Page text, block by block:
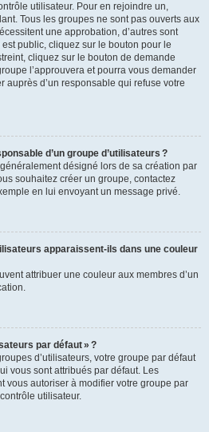
utilisateur. Pour en rejoindre un,
Tous les groupes ne sont pas ouverts aux
une approbation, d’autres sont
public, cliquez sur le bouton pour le
cliquez sur le bouton de demande
l’approuvera et pourra vous demander
auprès d’un responsable qui refuse votre
d’un groupe d’utilisateurs ?
désigné lors de sa création par
souhaitez créer un groupe, contactez
en lui envoyant un message privé.
apparaissent-ils dans une couleur
attribuer une couleur aux membres d’un
par défaut » ?
d’utilisateurs, votre groupe par défaut
vous sont attribués par défaut. Les
vous autoriser à modifier votre groupe par
utilisateur.